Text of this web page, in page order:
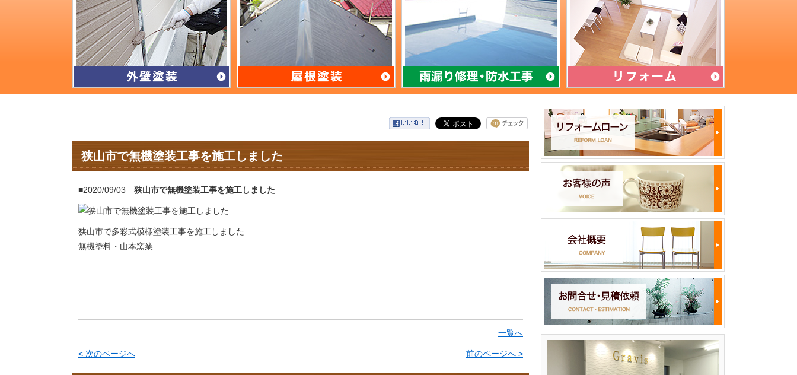
狭山市で無機塗装工事を施工しました
■2020/09/03 狭山市で無機塗装工事を施工しました
狭山市で多彩式模様塗装工事を施工しました
無機塗料・山本窯業
一覧へ
< 次のページへ 前のページへ >